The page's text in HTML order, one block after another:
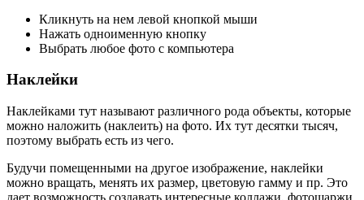
Кликнуть на нем левой кнопкой мыши
Нажать одноименную кнопку
Выбрать любое фото с компьютера
Наклейки
Наклейками тут называют различного рода объекты, которые
можно наложить (наклеить) на фото. Их тут десятки тысяч,
поэтому выбрать есть из чего.
Будучи помещенными на другое изображение, наклейки
можно вращать, менять их размер, цветовую гамму и пр. Это